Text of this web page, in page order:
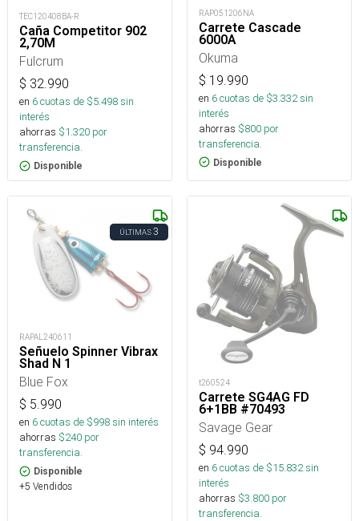
TEC120408BA-R
Caña Competitor 902
2,70M
Fulcrum
$ 32.990
en 6cuotas de $5.498sin
interés
ahorras $1.320 por
transferencia.
Disponible
RAP051206NA
Carrete Cascade
6000A
Okuma
$ 19.990
en 6cuotas de $3.332sin
interés
ahorras $800 por
transferencia.
Disponible
ÚLTIMAS3
RAPAL240611
Señuelo Spinner Vibrax
Shad N 1
Blue Fox
$ 5.990
en 6cuotas de $998sin interés
ahorras $240 por
transferencia.
Disponible
+5 Vendidos
t260524
Carrete SG4AG FD
6+1BB #70493
Savage Gear
$ 94.990
en 6cuotas de $15.832sin
interés
ahorras $3.800 por
transferencia.